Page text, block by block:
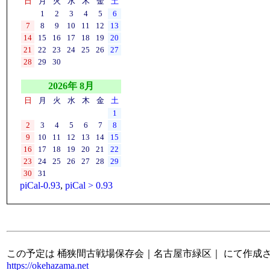
1
2 3 4 5
6
7
8 9 10 11 12
13
14
15 16 17 18 19
20
21
22 23 24 25 26
27
28
29 30
2026年 8月
日 月 火 水 木 金
土
1
2
3 4 5 6 7
8
9
10 11 12 13 14
15
16
17 18 19 20 21
22
23
24 25 26 27 28
29
30
31
piCal-0.93, piCal > 0.93
この予定は 桶狭間古戦場保存会｜名古屋市緑区｜ にて作成
https://okehazama.net